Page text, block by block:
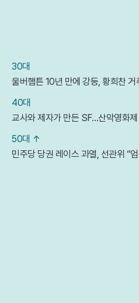
30대
울버햄튼 10년 만에 강등, 황희찬 거
40대
교사와 제자가 만든 SF…산악영화
50대 ↑
민주당 당권 레이스 과열, 선관위 “